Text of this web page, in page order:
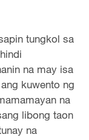
tungkol sa
na may isa
kuwento ng
na
libong taon
na